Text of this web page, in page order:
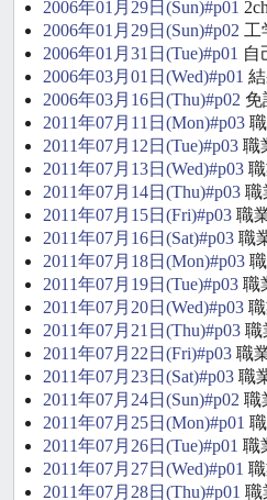
2006年01月29日(Sun)#p01
2006年01月29日(Sun)#p02 工
2006年01月31日(Tue)#p01 自
2006年03月01日(Wed)#p01
2006年03月16日(Thu)#p02 免
2011年07月11日(Mon)#p03
2011年07月12日(Tue)#p03 職
2011年07月13日(Wed)#p03
2011年07月14日(Thu)#p03 職
2011年07月15日(Fri)#p03 職
2011年07月16日(Sat)#p03 職
2011年07月18日(Mon)#p03
2011年07月19日(Tue)#p03 職
2011年07月20日(Wed)#p03
2011年07月21日(Thu)#p03 職
2011年07月22日(Fri)#p03 職
2011年07月23日(Sat)#p03 職
2011年07月24日(Sun)#p02 職
2011年07月25日(Mon)#p01
2011年07月26日(Tue)#p01 職
2011年07月27日(Wed)#p01
2011年07月28日(Thu)#p01 職